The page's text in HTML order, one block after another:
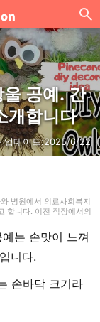
공예. 간
개합니다
업데이트:2025/6/22
병원에서 의료사회복지
합니다. 이전 직장에서의
는 손맛이 느껴
니다.
손바닥 크기라